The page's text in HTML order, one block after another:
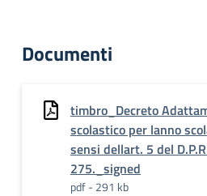
Documenti
timbro_Decreto
scolastico per lanno
sensi dellart. 5 del
275._signed
pdf - 291 kb